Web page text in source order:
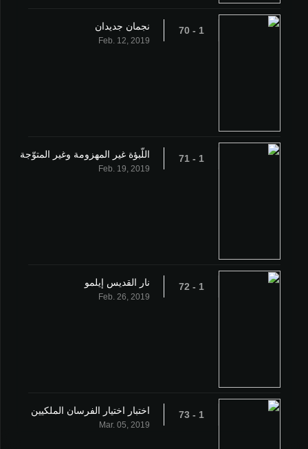
1 - 70 نجمان جديدان
Feb. 12, 2019
1 - 71 اللّبؤة غير المهزومة وغير المتوّجة
Feb. 19, 2019
1 - 72 نار القديس إيلمو
Feb. 26, 2019
1 - 73 اختبار اختيار الفرسان الملكيين
Mar. 05, 2019